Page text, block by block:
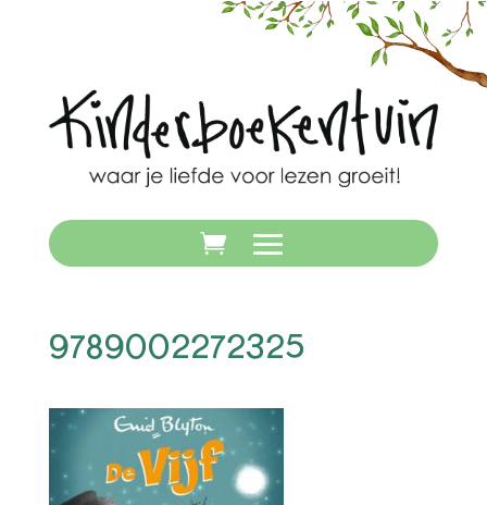
9789002272325